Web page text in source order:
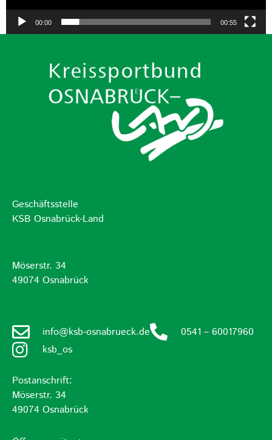
00:00 00:55
Geschäftsstelle
KSB Osnabrück-Land
Möserstr. 34
49074 Osnabrück
info@ksb-osnabrueck.de
0541 – 60017960
ksb_os
Postanschrift:
Möserstr. 34
49074 Osnabrück